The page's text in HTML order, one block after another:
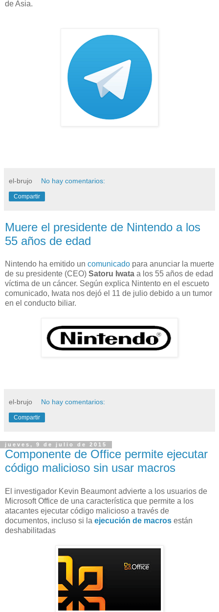
de Asia.
el-brujo No hay comentarios:
Compartir
Muere el presidente de Nintendo a los
55 años de edad
Nintendo ha emitido un comunicado para anunciar la muerte
de su presidente (CEO) Satoru Iwata a los 55 años de edad
víctima de un cáncer. Según explica Nintento en el escueto
comunicado, Iwata nos dejó el 11 de julio debido a un tumor
en el conducto biliar.
el-brujo No hay comentarios:
Compartir
jueves, 9 de julio de 2015
Componente de Office permite ejecutar
código malicioso sin usar macros
El investigador Kevin Beaumont advierte a los usuarios de
Microsoft Office de una característica que permite a los
atacantes ejecutar código malicioso a través de
documentos, incluso si la ejecución de macros están
deshabilitadas